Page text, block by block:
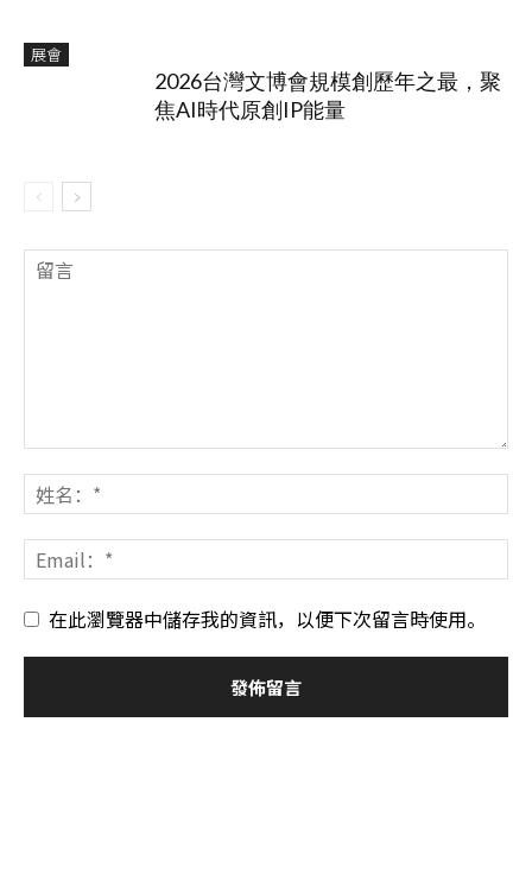
展會
2026台灣文博會規模創歷年之最，聚
焦AI時代原創IP能量
在此瀏覽器中儲存我的資訊，以便下次留言時使用。